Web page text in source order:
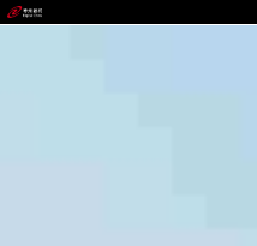
UNIBET